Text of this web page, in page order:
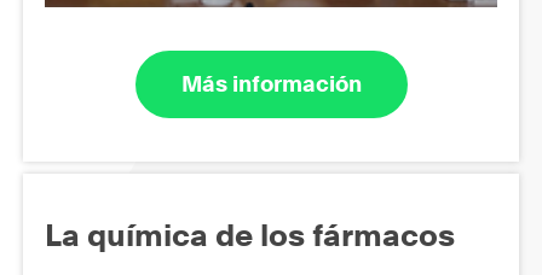
Más información
La química de los fármacos